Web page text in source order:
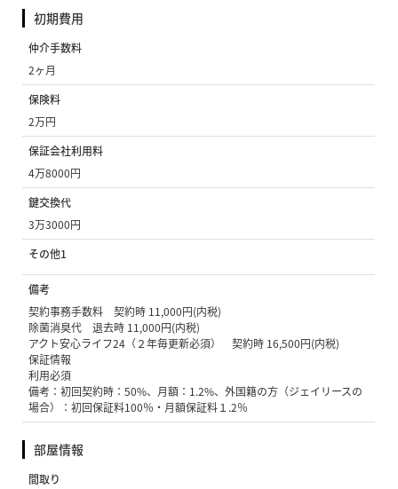
初期費用
仲介手数料
2ヶ月
保険料
2万円
保証会社利用料
4万8000円
鍵交換代
3万3000円
その他1
備考
契約事務手数料 契約時 11,000円(内税)
除菌消臭代 退去時 11,000円(内税)
アクト安心ライフ24（２年毎更新必須） 契約時 16,500円(内税)
保証情報
利用必須
備考：初回契約時：50%、月額：1.2%、外国籍の方（ジェイリースの
場合）：初回保証料100％・月額保証料１.2％
部屋情報
間取り